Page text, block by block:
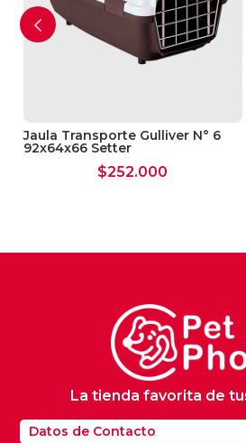
Jaula Transporte Gulliver N° 6
92x64x66 Setter
$252.000
Datos de Contacto
La tienda favorita de